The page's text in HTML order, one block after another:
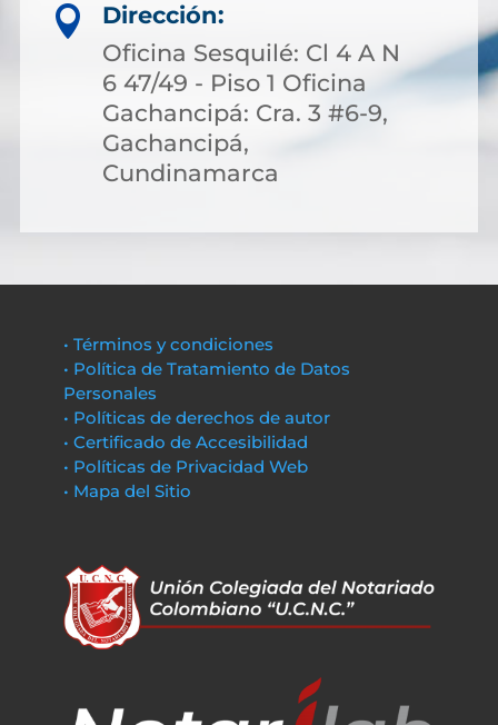

Dirección:
Oficina Sesquilé: Cl 4 A N
6 47/49 - Piso 1 Oficina
Gachancipá: Cra. 3 #6-9,
Gachancipá,
Cundinamarca
• Términos y condiciones
• Política de Tratamiento de Datos
Personales
• Políticas de derechos de autor
• Certificado de Accesibilidad
• Políticas de Privacidad Web
• Mapa del Sitio